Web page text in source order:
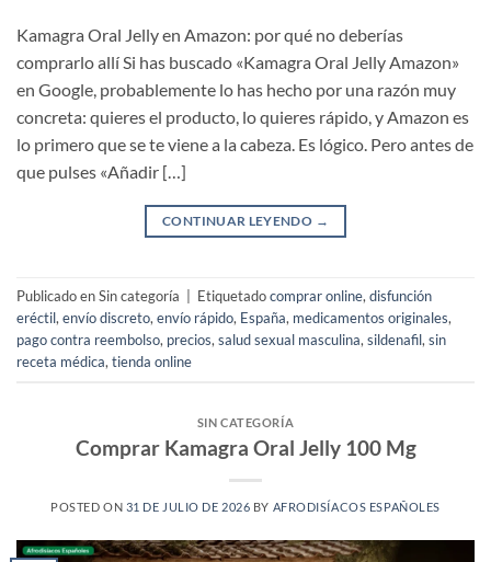
Kamagra Oral Jelly en Amazon: por qué no deberías
comprarlo allí Si has buscado «Kamagra Oral Jelly Amazon»
en Google, probablemente lo has hecho por una razón muy
concreta: quieres el producto, lo quieres rápido, y Amazon es
lo primero que se te viene a la cabeza. Es lógico. Pero antes de
que pulses «Añadir […]
CONTINUAR LEYENDO →
Publicado en Sin categoría Etiquetadocomprar online,disfunción
eréctil,envío discreto,envío rápido, España, medicamentos originales,
pago contra reembolso, precios,salud sexual masculina,sildenafil,sin
receta médica,tienda online
SIN CATEGORÍA
Comprar Kamagra Oral Jelly 100 Mg
POSTED ON 31 DE JULIO DE 2026 BY AFRODISÍACOS ESPAÑOLES